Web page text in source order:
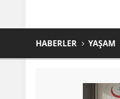
HABERLER YAŞAM